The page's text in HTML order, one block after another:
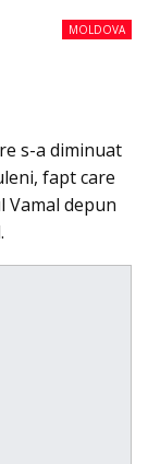
MOLDOVA
s-a diminuat
fapt care
Vamal depun